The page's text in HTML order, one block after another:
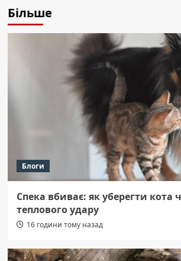
Більше
Блоги
Спека вбиває: як уберегти кота
теплового удару
16 години тому назад